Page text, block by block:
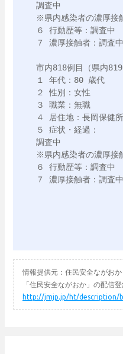
調査中
※県内感染者の濃厚接
６ 行動歴等：調査中
７ 濃厚接触者：調査中
市内818例目（県内
１ 年代：80 歳代
２ 性別：女性
３ 職業：無職
４ 居住地：長岡保健
５ 症状・経過：
調査中
※県内感染者の濃厚接
６ 行動歴等：調査中
情報提供元：住民安全ながおか
「住民安全ながおか」の配信
http://jmjp.jp/ht/description/